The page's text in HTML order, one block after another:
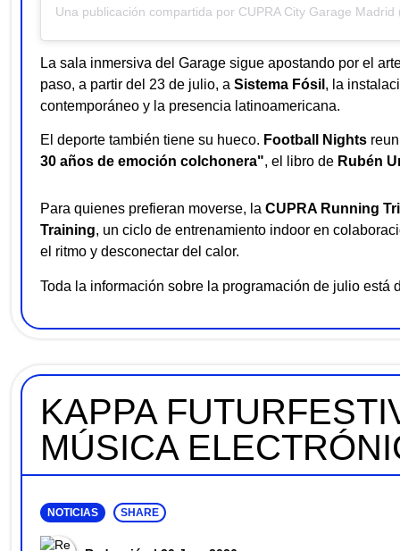
La sala inmersiva del Garage sigue apostando por el
paso, a partir del 23 de julio, a Sistema Fósil , la
contemporáneo y la presencia latinoamericana.
El deporte también tiene su hueco. Football Nights
30 años de emoción colchonera", el libro de Rubén
Para quienes prefieran moverse, la CUPRA Running
Training, un ciclo de entrenamiento indoor en
el ritmo y desconectar del calor.
Toda la información sobre la programación de julio
KAPPA
MÚSICA
NOTICIAS SHARE